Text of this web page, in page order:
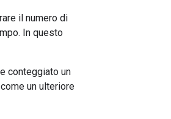
il numero di
In questo
conteggiato un
un ulteriore